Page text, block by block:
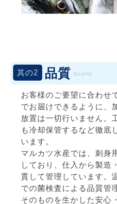
其の2 品質 Quality
お客様のご要望に合わせ
でお届けできるように、
放置は一切行いません。
も冷却保管するなど徹底
います。
マルカツ水産では、刺身
しており、仕入から製造
貫して管理しています。
での菌検査による品質管
そのものを生かした安心